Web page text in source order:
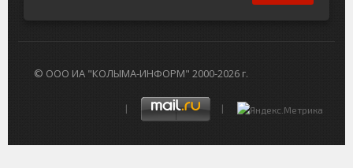
© ООО ИА "КОЛЫМА-ИНФОРМ" 2000-2026 г.